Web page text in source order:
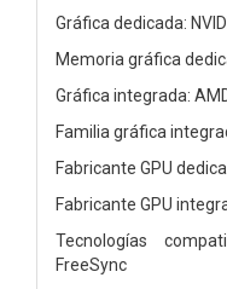
Gráfica dedicada:
Memoria gráfica
Gráfica integrada:
Familia gráfica
Fabricante GPU
Fabricante GPU
Tecnologías
FreeSync